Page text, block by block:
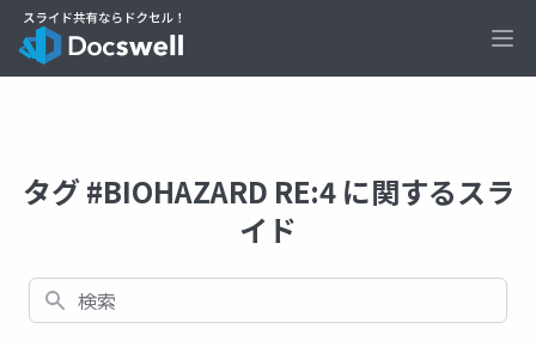
タグ #BIOHAZARD RE:4 に関するスラ
イド
検索